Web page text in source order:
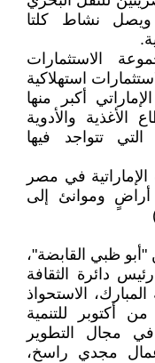
ويصل نشاط كلتا
الاستثمارات
استهلاكية
أكبر منها
والأدوية
تتواجد فيها
في مصر
وموانئ إلى
بين "أبو ظبي القابضة"،
دائرة الثقافة
الاستحواذ
من أكتوبر للتنمية
مجال التطوير
مجدي راسخ،